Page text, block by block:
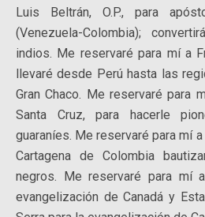
Luis Beltrán, O.P., para
(Venezuela-Colombia);
indios. Me reservaré para mí a
llevaré desde Perú hasta las
Gran Chaco. Me reservaré para
Santa Cruz, para hacerle
guaraníes. Me reservaré para mí
Cartagena de Colombia
negros. Me reservaré para mí
evangelización de Canadá y